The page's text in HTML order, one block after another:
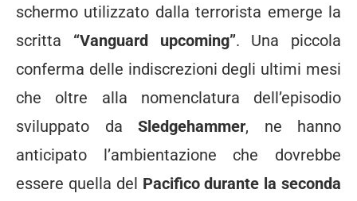
schermo utilizzato dalla terrorista emerge la
scritta “Vanguard upcoming”. Una piccola
conferma delle indiscrezioni degli ultimi mesi
che oltre alla nomenclatura dell’episodio
sviluppato da Sledgehammer, ne hanno
anticipato l’ambientazione che dovrebbe
essere quella del Pacifico durante la seconda